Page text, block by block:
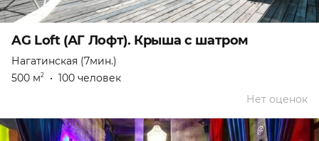
AG Loft (АГ Лофт). Крыша с шатром
Нагатинская (7мин.)
500 м2 • 100 человек
Нет оценок